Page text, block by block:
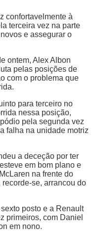
confortavelmente à
terceira vez na parte
e assegurar o
ontem, Alex Albon
pelas posições de
com o problema que
para terceiro no
nessa posição,
pela segunda vez
falha na unidade motriz
a deceção por ter
em bom plano e
na frente do
se, arrancou do
posto e a Renault
primeiros, com Daniel
em nono.